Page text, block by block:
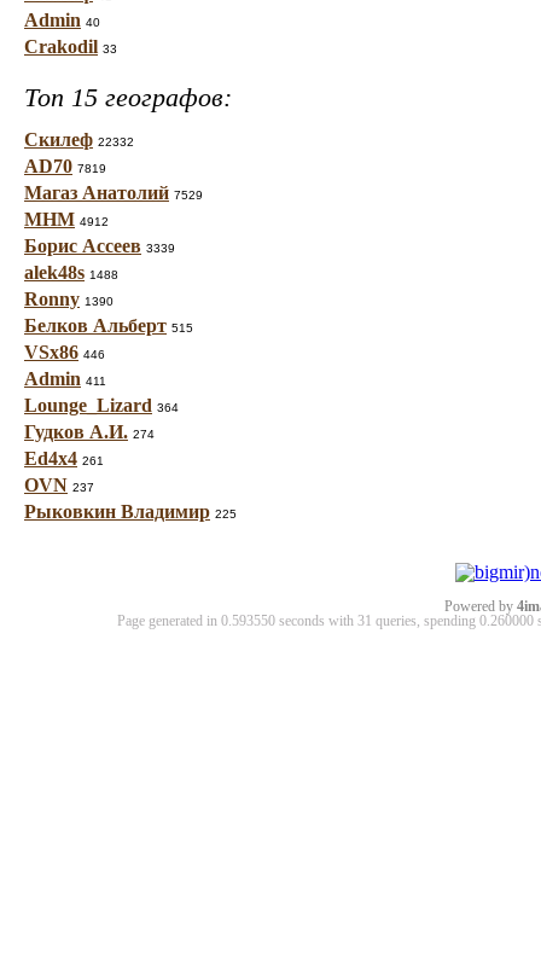
Admin 40
Crakodil 33
Топ 15 географов:
Скилеф 22332
AD70 7819
Магаз Анатолий 7529
МНМ 4912
Борис Ассеев 3339
alek48s 1488
Ronny 1390
Белков Альберт 515
VSx86 446
Admin 411
Lounge_Lizard 364
Гудков А.И. 274
Ed4x4 261
OVN 237
Рыковкин Владимир 225
Powered by
Page generated in 0.593550 seconds with 31 queries, spending